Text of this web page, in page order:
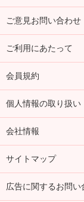
ご意見お問い合わせ
ご利用にあたって
会員規約
個人情報の取り扱い
会社情報
サイトマップ
広告に関するお問い